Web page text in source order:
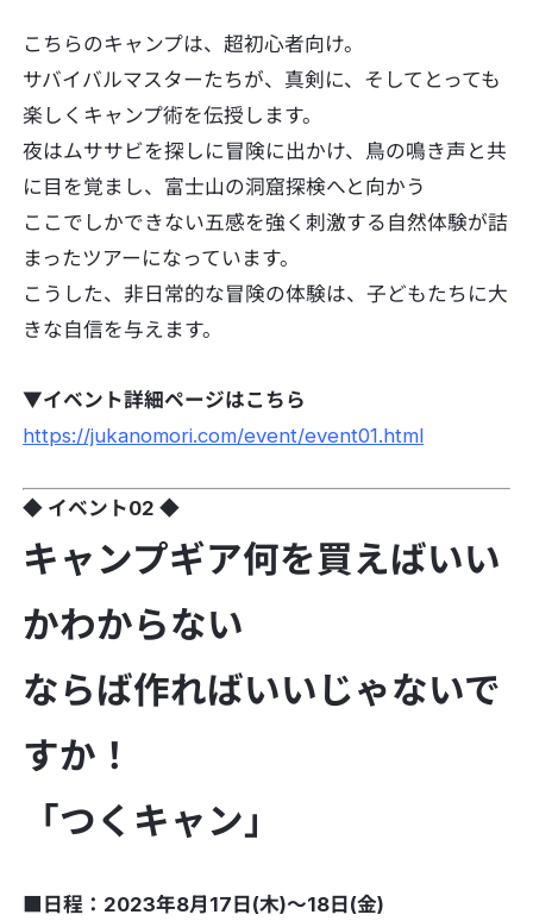
こちらのキャンプは、超初心者向け。
サバイバルマスターたちが、真剣に、そしてとっても
楽しくキャンプ術を伝授します。
夜はムササビを探しに冒険に出かけ、鳥の鳴き声と共
に目を覚まし、富士山の洞窟探検へと向かう
ここでしかできない五感を強く刺激する自然体験が詰
まったツアーになっています。
こうした、非日常的な冒険の体験は、子どもたちに大
きな自信を与えます。
▼イベント詳細ページはこちら
https://jukanomori.com/event/event01.html
◆ イベント02 ◆
キャンプギア何を買えばいい
かわからない
ならば作ればいいじゃないで
すか！
「つくキャン」
■日程：2023年8月17日(木)〜18日(金)